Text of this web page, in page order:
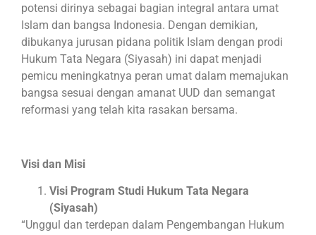
potensi dirinya sebagai bagian integral antara umat
Islam dan bangsa Indonesia. Dengan demikian,
dibukanya jurusan pidana politik Islam dengan prodi
Hukum Tata Negara (Siyasah) ini dapat menjadi
pemicu meningkatnya peran umat dalam memajukan
bangsa sesuai dengan amanat UUD dan semangat
reformasi yang telah kita rasakan bersama.
Visi dan Misi
Visi Program Studi Hukum Tata Negara
(Siyasah)
“Unggul dan terdepan dalam Pengembangan Hukum